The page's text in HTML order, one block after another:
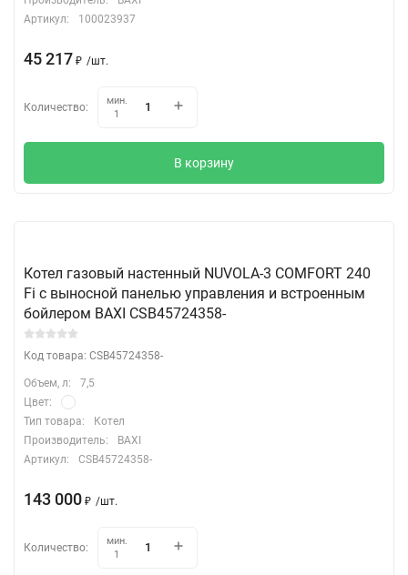
Артикул:
100023937
45 217 ₽ /шт.
Количество:
мин.
1
В корзину
Котел газовый настенный NUVOLA-3 COMFORT 240
Fi с выносной панелью управления и встроенным
бойлером BAXI CSB45724358-
Код товара: CSB45724358-
Объем, л:
7,5
Цвет:
Тип товара:
Котел
Производитель:
BAXI
Артикул:
CSB45724358-
143 000 ₽ /шт.
Количество:
мин.
1